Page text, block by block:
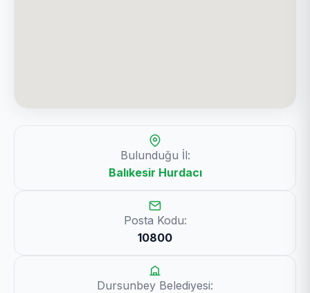
Bulunduğu İl:
Balıkesir Hurdacı
Posta Kodu:
10800
Dursunbey Belediyesi: